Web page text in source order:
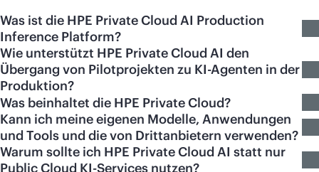
Was ist die HPE Private Cloud AI Production
Inference Platform?
Wie unterstützt HPE Private Cloud AI den
Übergang von Pilotprojekten zu KI-Agenten in der
Produktion?
Was beinhaltet die HPE Private Cloud?
Kann ich meine eigenen Modelle, Anwendungen
und Tools und die von Drittanbietern verwenden?
Warum sollte ich HPE Private Cloud AI statt nur
Public Cloud KI-Services nutzen?